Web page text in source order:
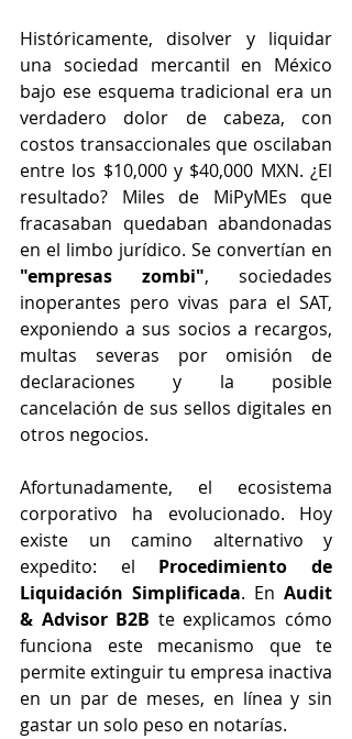
Históricamente, disolver y liquidar
una sociedad mercantil en México
bajo ese esquema tradicional era un
verdadero dolor de cabeza, con
costos transaccionales que oscilaban
entre los $10,000 y $40,000 MXN. ¿El
resultado? Miles de MiPyMEs que
fracasaban quedaban abandonadas
"empresas zombi", sociedades
inoperantes pero vivas para el SAT,
exponiendo a sus socios a recargos,
multas severas por omisión de
declaraciones y la posible
cancelación de sus sellos digitales en
otros negocios.
Afortunadamente, el ecosistema
corporativo ha evolucionado. Hoy
existe un camino alternativo y
expedito: el Procedimiento de
Liquidación Simplificada. En Audit
& Advisor B2B te explicamos cómo
funciona este mecanismo que te
permite extinguir tu empresa inactiva
en un par de meses, en línea y sin
gastar un solo peso en notarías.